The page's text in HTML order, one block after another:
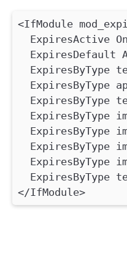
<IfModule
ExpiresActive On
ExpiresDefault
ExpiresByType
ExpiresByType
ExpiresByType
ExpiresByType
ExpiresByType
ExpiresByType
ExpiresByType
ExpiresByType
</IfModule>